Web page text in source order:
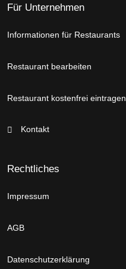
Für Unternehmen
Informationen für Restaurants
Restaurant bearbeiten
Restaurant kostenfrei eintragen
Kontakt
Rechtliches
Impressum
AGB
Datenschutzerklärung